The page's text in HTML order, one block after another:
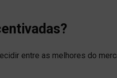
entre as melhores do